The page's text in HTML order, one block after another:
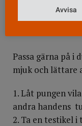
kan upptäckas
i diameter.
Passa gärna på i
mjuk och lättare
1. Låt pungen
andra handens
2. Ta en testikel
Avvisa